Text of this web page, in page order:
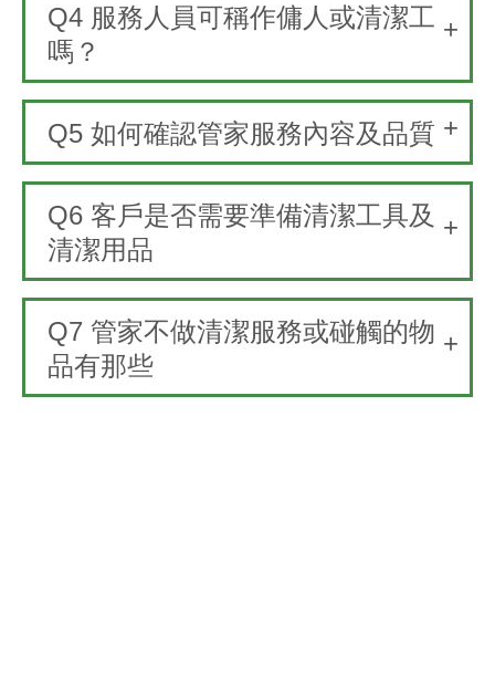
Q4 服務人員可稱作傭人或清潔工
嗎？
Q5 如何確認管家服務內容及品質
Q6 客戶是否需要準備清潔工具及
清潔用品
Q7 管家不做清潔服務或碰觸的物
品有那些